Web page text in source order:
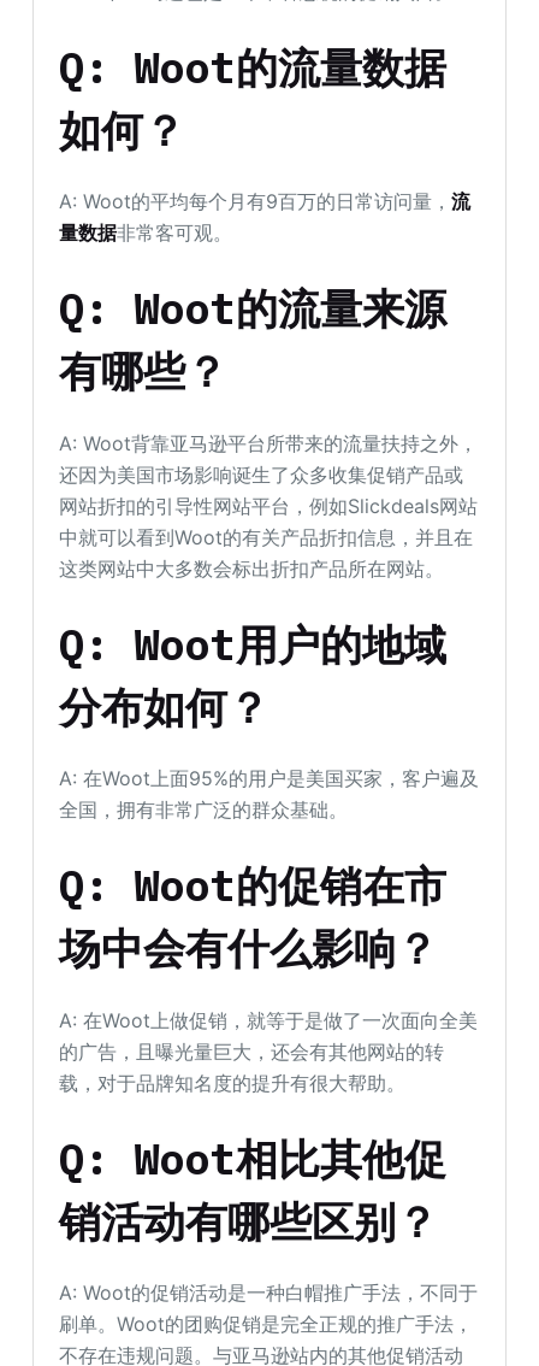
Q: Woot的流量数据
如何？
A: Woot的平均每个月有9百万的日常访问量，流
量数据非常客可观。
Q: Woot的流量来源
有哪些？
A: Woot背靠亚马逊平台所带来的流量扶持之外，
还因为美国市场影响诞生了众多收集促销产品或
网站折扣的引导性网站平台，例如Slickdeals网站
中就可以看到Woot的有关产品折扣信息，并且在
这类网站中大多数会标出折扣产品所在网站。
Q: Woot用户的地域
分布如何？
A: 在Woot上面95%的用户是美国买家，客户遍及
全国，拥有非常广泛的群众基础。
Q: Woot的促销在市
场中会有什么影响？
A: 在Woot上做促销，就等于是做了一次面向全美
的广告，且曝光量巨大，还会有其他网站的转
载，对于品牌知名度的提升有很大帮助。
Q: Woot相比其他促
销活动有哪些区别？
A: Woot的促销活动是一种白帽推广手法，不同于
刷单。Woot的团购促销是完全正规的推广手法，
不存在违规问题。与亚马逊站内的其他促销活动